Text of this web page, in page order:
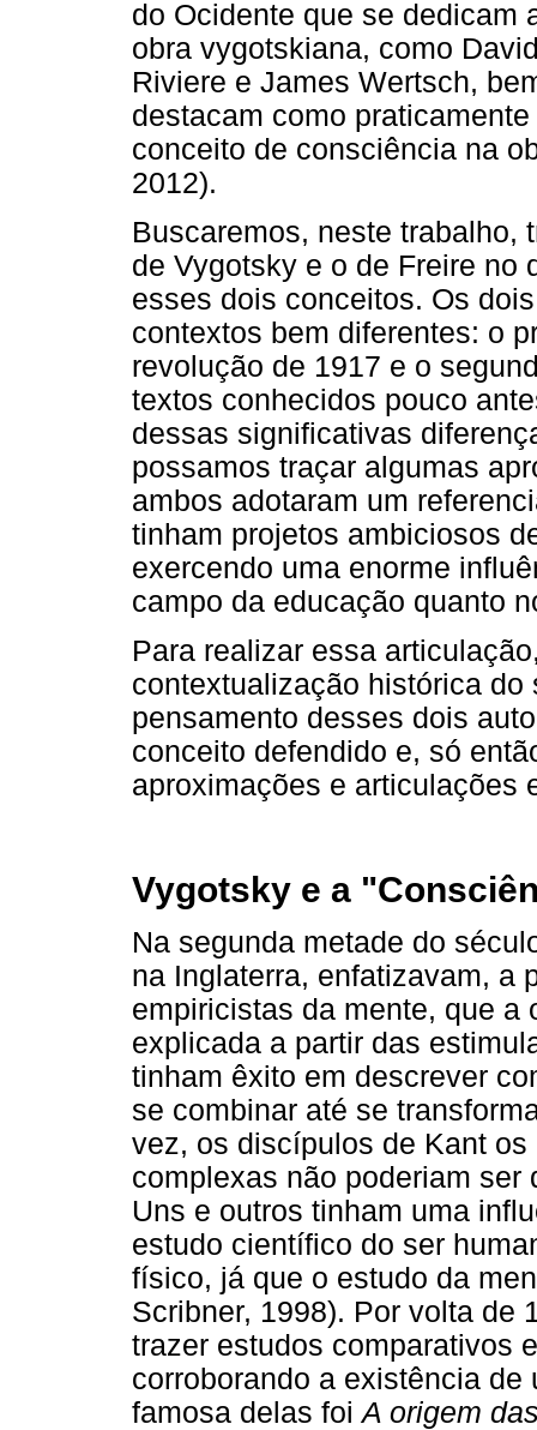
do Ocidente que se dedicam
obra vygotskiana, como
Riviere e James Wertsch,
destacam como
conceito de consciência na
2012).
Buscaremos, neste trabalho,
de Vygotsky e o de Freire no
esses dois conceitos. Os
contextos bem diferentes: o
revolução de 1917 e o
textos conhecidos pouco
dessas significativas
possamos traçar algumas
ambos adotaram um
tinham projetos ambiciosos
exercendo uma enorme
campo da educação quanto
Para realizar essa
contextualização histórica
pensamento desses dois
conceito defendido e, só
aproximações e articulações
Vygotsky e a
Na segunda metade do
na Inglaterra, enfatizavam, a
empiricistas da mente, que a
explicada a partir das
tinham êxito em descrever
se combinar até se
vez, os discípulos de Kant
complexas não poderiam
Uns e outros tinham uma
estudo científico do ser
físico, já que o estudo da
Scribner, 1998). Por volta de
trazer estudos comparativos
corroborando a existência
famosa delas foiA origem